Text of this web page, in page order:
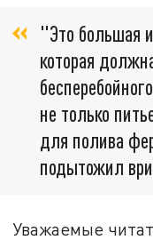
"Это большая
которая
не только
для полива
подытожил
Уважаемые